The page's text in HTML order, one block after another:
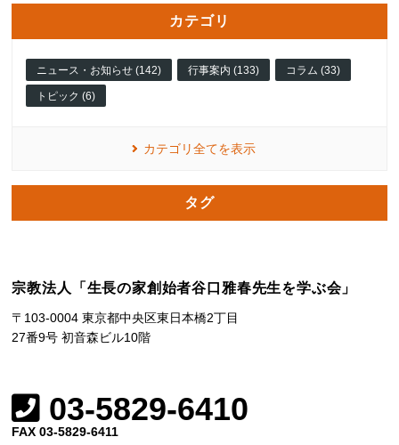
カテゴリ
ニュース・お知らせ (142) 行事案内 (133) コラム (33)
トピック (6)
カテゴリ全てを表示
タグ
宗教法人「生長の家創始者谷口雅春先生を学ぶ会」
〒103-0004 東京都中央区東日本橋2丁目
27番9号 初音森ビル10階
03-5829-6410
FAX 03-5829-6411